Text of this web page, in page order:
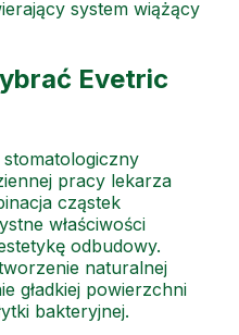
system wiążący
Evetric
pracy lekarza
cząstek
właściwości
odbudowy.
naturalnej
gładkiej powierzchni
bakteryjnej.